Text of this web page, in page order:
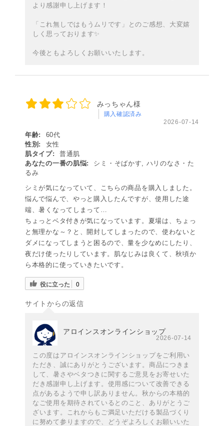
より感謝申し上げます！
「これ無しではもうムリです」とのご感想、大変嬉
しく思っております✨
今後ともよろしくお願いいたします。
みっちゃん様
購入確認済み
2026-07-14
年齢:
60代
性別:
女性
肌タイプ:
普通肌
あなたの一番の肌悩:
シミ・そばかす, ハリのなさ・た
るみ
シミが気になっていて、こちらの商品を購入しました。
悩んで悩んで、やっと購入したんですが、使用した途
端、暑くなってしまって…
ちょっとベタ付きが気になっています。夏場は、ちょっ
と無理かな～？と、開封してしまったので、使わないと
ダメになってしまうと困るので、量を少なめにしたり、
夜だけ使ったりしています。肌なじみは良くて、秋頃か
ら本格的に使っていきたいです。
役に立った 0
サイトからの返信
アロインスオンラインショップ
2026-07-14
この度はアロインスオンラインショップをご利用い
ただき、誠にありがとうございます。商品につきま
して、暑さやベタつきに関するご意見をお寄せいた
だき感謝申し上げます。使用感について改善できる
点があるようで申し訳ありません。秋からの本格的
なご使用を期待されているとのこと、ありがとうご
ざいます。これからもご満足いただける製品づくり
に努めて参りますので、どうぞよろしくお願いいた